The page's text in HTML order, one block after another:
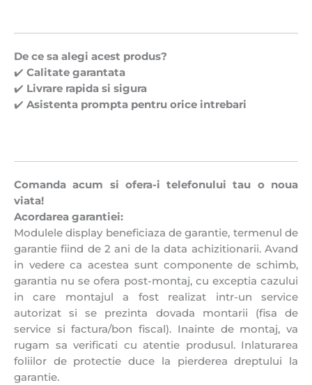
De ce sa alegi acest produs?
✔️ Calitate garantata
✔️ Livrare rapida si sigura
✔️ Asistenta prompta pentru orice intrebari
Comanda acum si ofera-i telefonului tau o noua
viata!
Acordarea garantiei:
Modulele display beneficiaza de garantie, termenul de
garantie fiind de 2 ani de la data achizitionarii. Avand
in vedere ca acestea sunt componente de schimb,
garantia nu se ofera post-montaj, cu exceptia cazului
in care montajul a fost realizat intr-un service
autorizat si se prezinta dovada montarii (fisa de
service si factura/bon fiscal). Inainte de montaj, va
rugam sa verificati cu atentie produsul. Inlaturarea
foliilor de protectie duce la pierderea dreptului la
garantie.